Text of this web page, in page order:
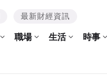
最新財經資訊
職場 生活 時事